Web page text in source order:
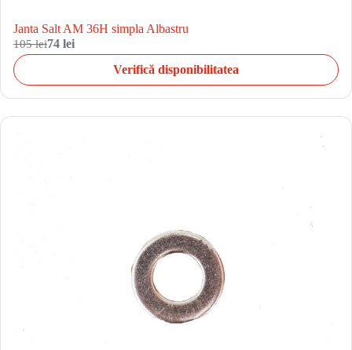
Janta Salt AM 36H simpla Albastru
105 lei74 lei
Verifică disponibilitatea